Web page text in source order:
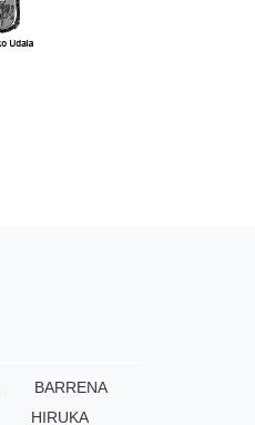
BARRENA
HIRUKA